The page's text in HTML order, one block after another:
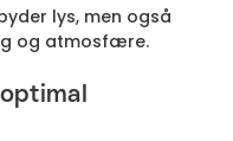
lys, men også
og atmosfære.